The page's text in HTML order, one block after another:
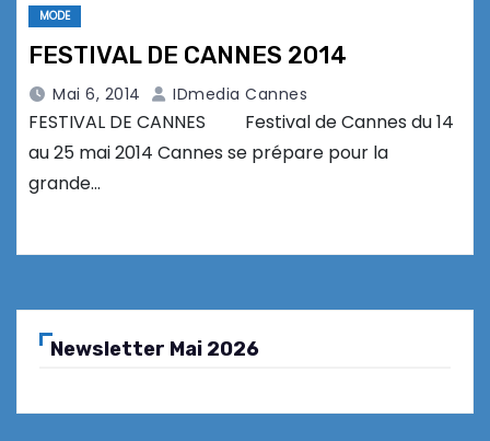
MODE
FESTIVAL DE CANNES 2014
Mai 6, 2014 IDmedia Cannes
FESTIVAL DE CANNES Festival de Cannes du 14
au 25 mai 2014 Cannes se prépare pour la
grande…
Newsletter Mai 2026